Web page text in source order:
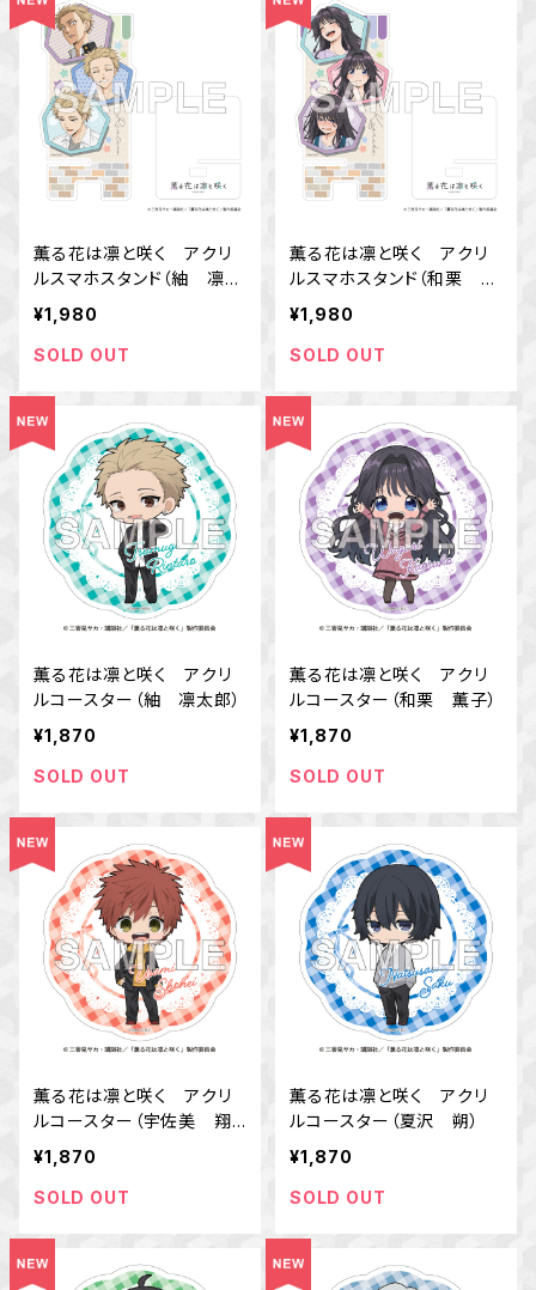
薫る花は凛と咲く アクリ
ルスマホスタンド（紬 凛太
郎）
¥1,980
SOLD OUT
薫る花は凛と咲く アクリ
ルスマホスタンド（和栗 薫
子）
¥1,980
SOLD OUT
薫る花は凛と咲く アクリ
ルコースター（紬 凛太郎）
¥1,870
SOLD OUT
薫る花は凛と咲く アクリ
ルコースター（和栗 薫子）
¥1,870
SOLD OUT
薫る花は凛と咲く アクリ
ルコースター（宇佐美 翔
平）
¥1,870
SOLD OUT
薫る花は凛と咲く アクリ
ルコースター（夏沢 朔）
¥1,870
SOLD OUT